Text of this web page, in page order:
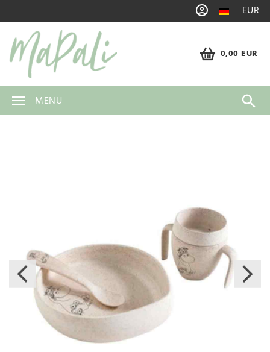
EUR
0,00 EUR
MENÜ